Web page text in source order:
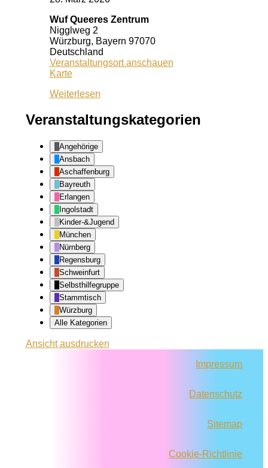
Wuf Queeres Zentrum
Nigglweg 2
Würzburg, Bayern 97070
Deutschland
Veranstaltungsort anschauen
KarteWuf
Zentrum
Weiterlesen
Veranstaltungskategorien
Angehörige
Ansbach
Aschaffenburg
Bayreuth
Erlangen
Ingolstadt
Kinder-&Jugend
München
Nürnberg
Regensburg
Schweinfurt
Selbsthilfegruppe
Stammtisch
Würzburg
Alle Kategorien
Ansichtausdrucken
Impressum
Datenschutz
Sitemap
Cookie-Richtlinie